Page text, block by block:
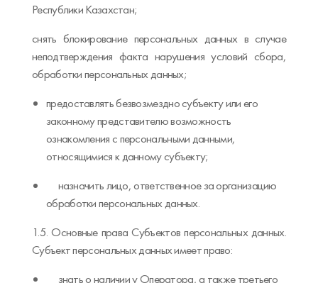
Республики Казахстан;
снять блокирование персональных данных в случае
неподтверждения факта нарушения условий сбора,
обработки персональных данных;
предоставлять безвозмездно субъекту или его
законному представителю возможность
ознакомления с персональными данными,
относящимися к данному субъекту;
назначить лицо, ответственное за организацию
обработки персональных данных.
1.5. Основные права Субъектов персональных данных.
Субъект персональных данных имеет право:
знать о наличии у Оператора, а также третьего